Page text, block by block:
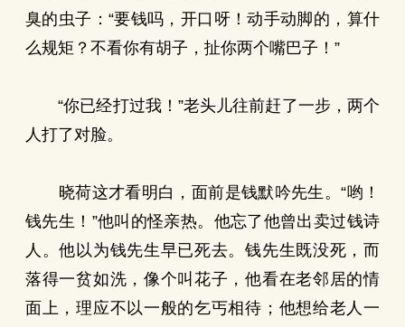
臭的虫子：“要钱吗，开口呀！动手动脚的，算什
么规矩？不看你有胡子，扯你两个嘴巴子！”
“你已经打过我！”老头儿往前赶了一步，两个
人打了对脸。
晓荷这才看明白，面前是钱默吟先生。“哟！
钱先生！”他叫的怪亲热。他忘了他曾出卖过钱诗
人。他以为钱先生早已死去。钱先生既没死，而
落得一贫如洗，像个叫花子，他看在老邻居的情
面上，理应不以一般的乞丐相待；他想给老人一